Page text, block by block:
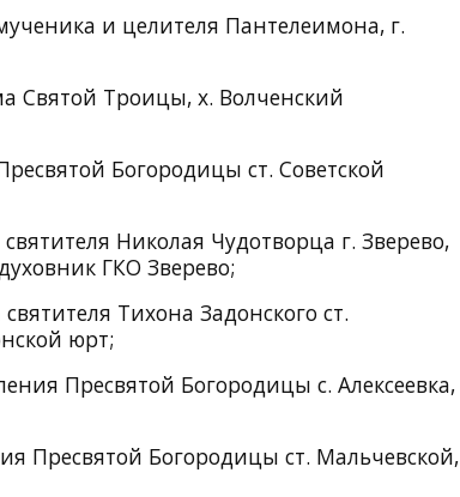
и целителя Пантелеимона, г.
Святой Троицы, х. Волченский
Богородицы ст. Советской
Николая Чудотворца г. Зверево,
ГКО Зверево;
Тихона Задонского ст.
юрт;
Пресвятой Богородицы с. Алексеевка,
Пресвятой Богородицы ст. Мальчевской,